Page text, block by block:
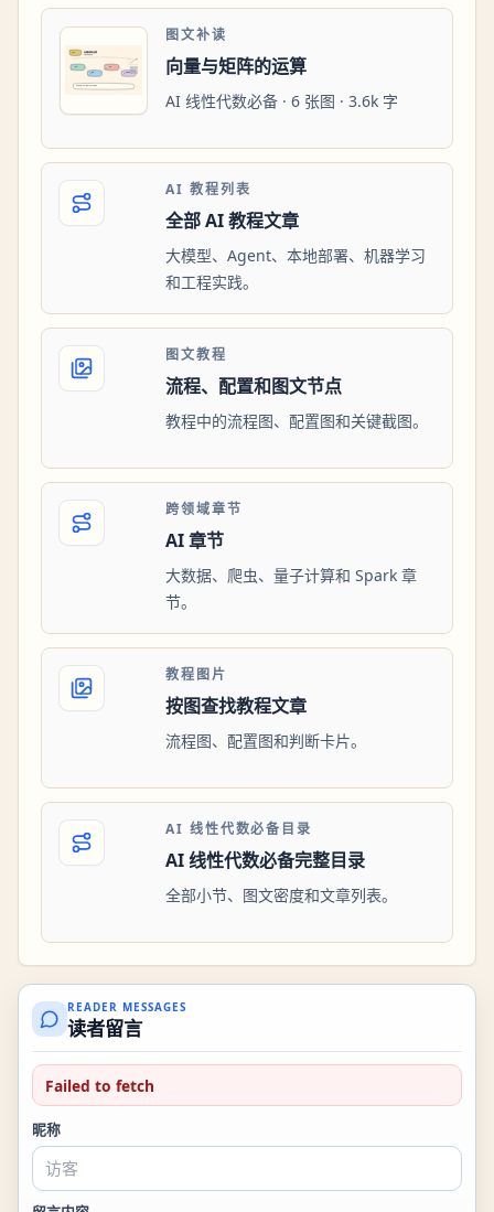
图文补读
向量与矩阵的运算
AI 线性代数必备 · 6 张图 · 3.6k 字
AI 教程列表
全部 AI 教程文章
大模型、Agent、本地部署、机器学习
和工程实践。
图文教程
流程、配置和图文节点
教程中的流程图、配置图和关键截图。
跨领域章节
AI 章节
大数据、爬虫、量子计算和 Spark 章
节。
教程图片
按图查找教程文章
流程图、配置图和判断卡片。
AI 线性代数必备目录
AI 线性代数必备完整目录
全部小节、图文密度和文章列表。
READER MESSAGES
读者留言
Failed to fetch
昵称